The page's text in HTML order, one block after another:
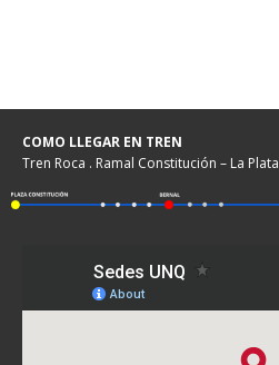
COMO LLEGAR EN TREN
Tren Roca . Ramal Constitución – La Plata